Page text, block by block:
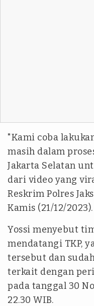
"Kami coba
masih dalam
Jakarta Selatan
dari video yang
Reskrim Polres
Kamis (21/12/2023).
Yossi menyebut
mendatangi TKP,
tersebut dan
terkait dengan
pada tanggal 30
22.30 WIB.